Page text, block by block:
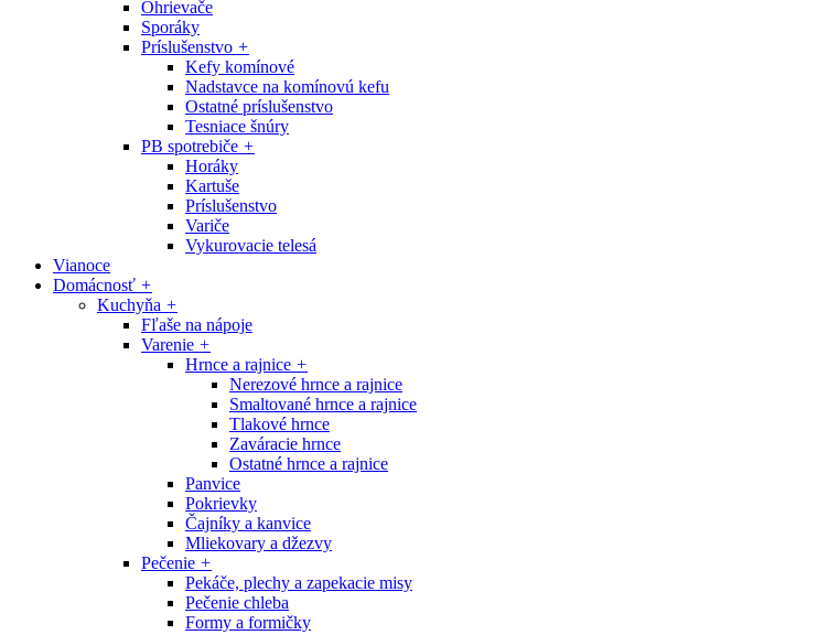
Ohrievače
Sporáky
Príslušenstvo +
Kefy komínové
Nadstavce na komínovú kefu
Ostatné príslušenstvo
Tesniace šnúry
PB spotrebiče +
Horáky
Kartuše
Príslušenstvo
Variče
Vykurovacie telesá
Vianoce
Domácnosť +
Kuchyňa +
Fľaše na nápoje
Varenie +
Hrnce a rajnice +
Nerezové hrnce a rajnice
Smaltované hrnce a rajnice
Tlakové hrnce
Zaváracie hrnce
Ostatné hrnce a rajnice
Panvice
Pokrievky
Čajníky a kanvice
Mliekovary a džezvy
Pečenie +
Pekáče, plechy a zapekacie misy
Pečenie chleba
Formy a formičky